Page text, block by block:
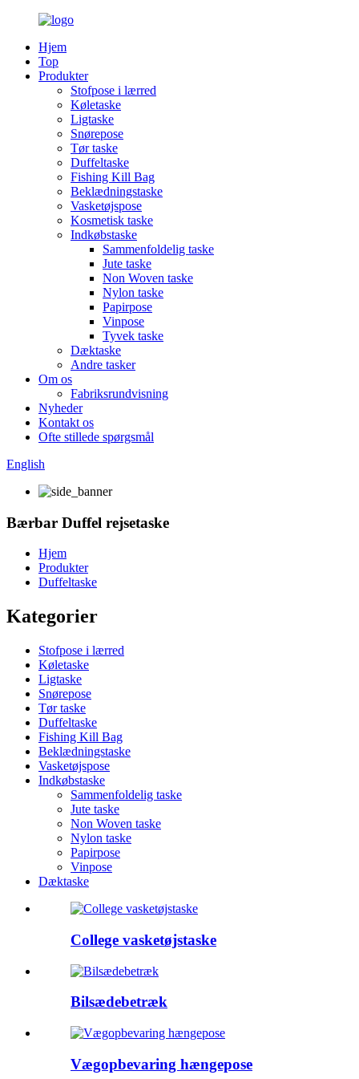
Hjem
Top
Produkter
Stofpose i lærred
Køletaske
Ligtaske
Snørepose
Tør taske
Duffeltaske
Fishing Kill Bag
Beklædningstaske
Vasketøjspose
Kosmetisk taske
Indkøbstaske
Sammenfoldelig taske
Jute taske
Non Woven taske
Nylon taske
Papirpose
Vinpose
Tyvek taske
Dæktaske
Andre tasker
Om os
Fabriksrundvisning
Nyheder
Kontakt os
Ofte stillede spørgsmål
English
Bærbar Duffel rejsetaske
Hjem
Produkter
Duffeltaske
Kategorier
Stofpose i lærred
Køletaske
Ligtaske
Snørepose
Tør taske
Duffeltaske
Fishing Kill Bag
Beklædningstaske
Vasketøjspose
Indkøbstaske
Sammenfoldelig taske
Jute taske
Non Woven taske
Nylon taske
Papirpose
Vinpose
Dæktaske
College vasketøjstaske
Bilsædebetræk
Vægopbevaring hængepose